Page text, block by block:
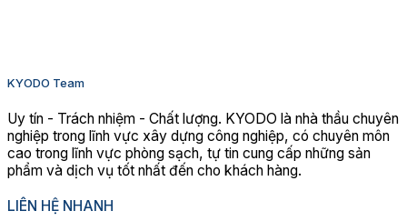
KYODO Team
Uy tín - Trách nhiệm - Chất lượng. KYODO là nhà thầu chuyên
nghiệp trong lĩnh vực xây dựng công nghiệp, có chuyên môn
cao trong lĩnh vực phòng sạch, tự tin cung cấp những sản
phẩm và dịch vụ tốt nhất đến cho khách hàng.
LIÊN HỆ NHANH